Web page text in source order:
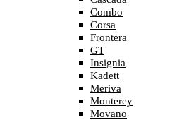
Combo
Corsa
Frontera
GT
Insignia
Kadett
Meriva
Monterey
Movano